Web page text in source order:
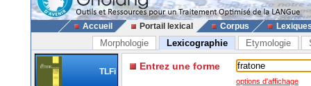
Accueil Portail lexical Corpus
Morphologie Lexicographie Etymologie
TLFi Entrez une forme
options d'affichage